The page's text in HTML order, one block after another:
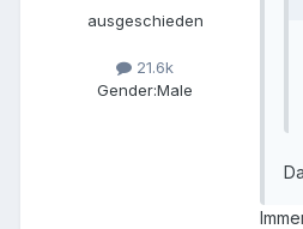
ausgeschieden
21.6k
Gender:Male